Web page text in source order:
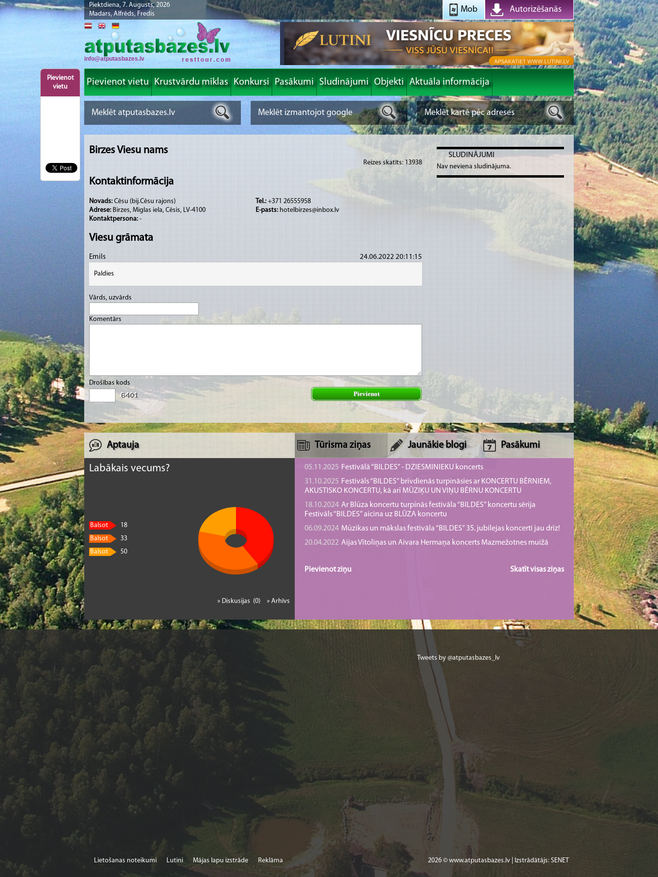
Piektdiena, 7. Augusts, 2026
Madars, Alfrēds, Fredis
Autorizēšanās
Mob
Pievienot
vietu
info@atputasbazes.lv
Pievienot vietu Krustvārdu mīklas Konkursi Pasākumi Sludinājumi Objekti Aktuāla informācija
Birzes Viesu nams
Reizes skatīts: 13938
Kontaktinformācija
Novads: Cēsu (bij.Cēsu rajons)
Adrese: Birzes, Miglas iela, Cēsis, LV-4100
Kontaktpersona: -
Tel.: +371 26555958
E-pasts: hotelbirzes@inbox.lv
Viesu grāmata
Emils 24.06.2022 20:11:15
Paldies
Vārds, uzvārds
Komentārs
Drošības kods
Pievienot
SLUDINĀJUMI
Nav neviena sludinājuma.
Aptauja
Labākais vecums?
Balsot
18
Balsot
33
Balsot
50
» Arhīvs
» Diskusijas (0)
Tūrisma ziņas Jaunākie blogi Pasākumi
05.11.2025 Festivālā “BILDES” - DZIESMINIEKU koncerts
31.10.2025 Festivāls “BILDES” brīvdienās turpināsies ar KONCERTU BĒRNIEM,
AKUSTISKO KONCERTU, kā arī MŪZIĶU UN VIŅU BĒRNU KONCERTU
18.10.2024 Ar Blūza koncertu turpinās festivāla “BILDES” koncertu sērija
Festivāls “BILDES” aicina uz BLŪZA koncertu
06.09.2024 Mūzikas un mākslas festivāla “BILDES” 35. jubilejas koncerti jau drīz!
20.04.2022 Aijas Vītoliņas un Aivara Hermaņa koncerts Mazmežotnes muižā
Skatīt visas ziņas
Pievienot ziņu
Tweets by @atputasbazes_lv
Lietošanas noteikumi Lutini Mājas lapu izstrāde Reklāma 2026 © www.atputasbazes.lv | Izstrādātājs: SENET